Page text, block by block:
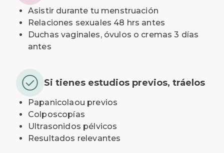
Asistir durante tu menstruación
Relaciones sexuales 48 hrs antes
Duchas vaginales, óvulos o cremas 3 días
antes
Si tienes estudios previos, tráelos
Papanicolaou previos
Colposcopías
Ultrasonidos pélvicos
Resultados relevantes